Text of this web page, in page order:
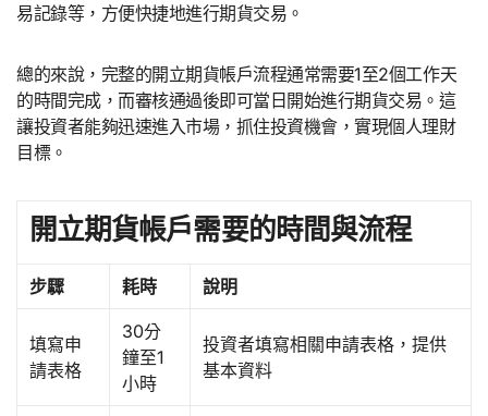
易記錄等，方便快捷地進行期貨交易。
總的來說，完整的開立期貨帳戶流程通常需要1至2個工作天
的時間完成，而審核通過後即可當日開始進行期貨交易。這
讓投資者能夠迅速進入市場，抓住投資機會，實現個人理財
目標。
開立期貨帳戶需要的時間與流程
步驟 耗時 說明
填寫申
請表格
30分
鐘至1
小時
投資者填寫相關申請表格，提供
基本資料